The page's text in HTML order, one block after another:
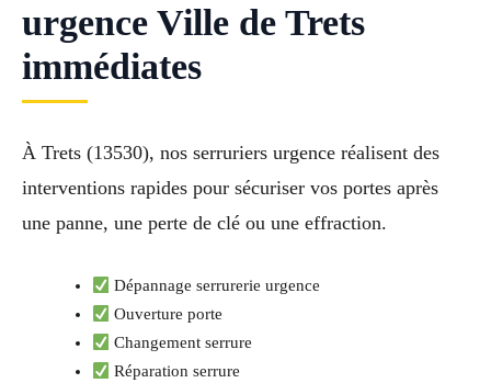
urgence Ville de Trets
immédiates
À Trets (13530), nos serruriers urgence réalisent des
interventions rapides pour sécuriser vos portes après
une panne, une perte de clé ou une effraction.
Dépannage serrurerie urgence
Ouverture porte
Changement serrure
Réparation serrure